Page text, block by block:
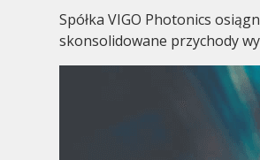
Spółka VIGO Photonics
skonsolidowane przychody